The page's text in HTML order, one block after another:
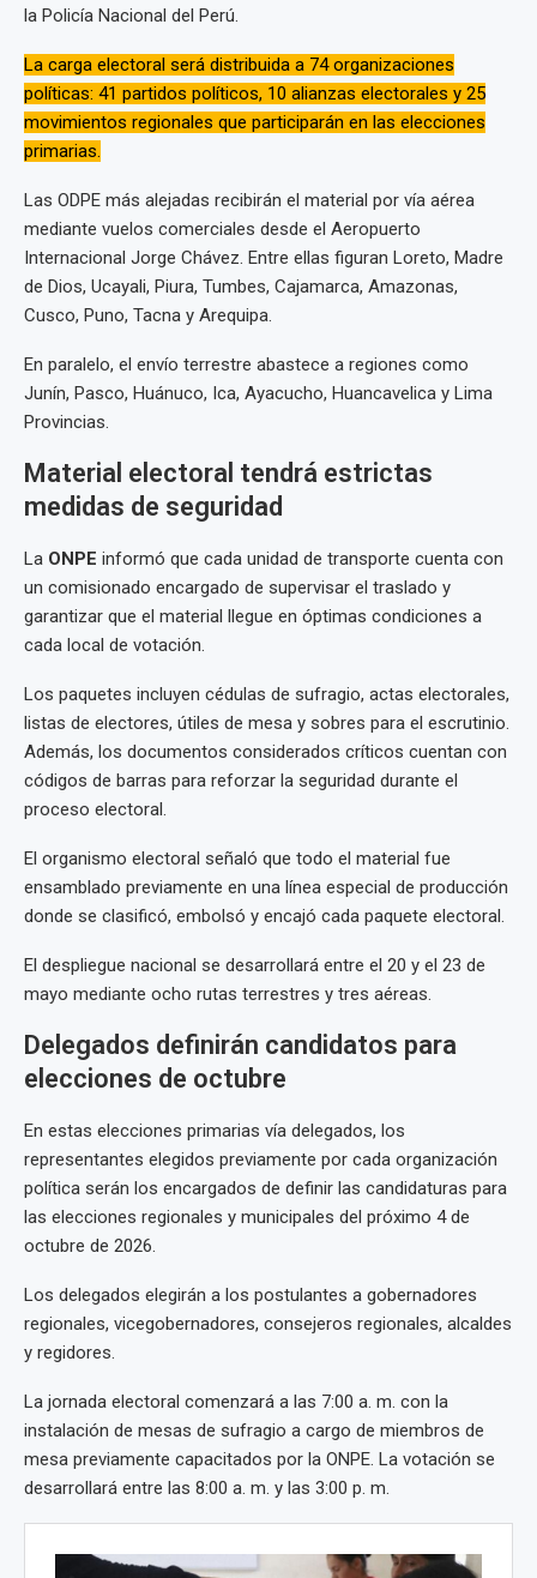
la Policía Nacional del Perú.
La carga electoral será distribuida a 74 organizaciones
políticas: 41 partidos políticos, 10 alianzas electorales y 25
movimientos regionales que participarán en las elecciones
primarias.
Las ODPE más alejadas recibirán el material por vía aérea
mediante vuelos comerciales desde el Aeropuerto
Internacional Jorge Chávez. Entre ellas figuran Loreto, Madre
de Dios, Ucayali, Piura, Tumbes, Cajamarca, Amazonas,
Cusco, Puno, Tacna y Arequipa.
En paralelo, el envío terrestre abastece a regiones como
Junín, Pasco, Huánuco, Ica, Ayacucho, Huancavelica y Lima
Provincias.
Material electoral tendrá estrictas
medidas de seguridad
La ONPE informó que cada unidad de transporte cuenta con
un comisionado encargado de supervisar el traslado y
garantizar que el material llegue en óptimas condiciones a
cada local de votación.
Los paquetes incluyen cédulas de sufragio, actas electorales,
listas de electores, útiles de mesa y sobres para el escrutinio.
Además, los documentos considerados críticos cuentan con
códigos de barras para reforzar la seguridad durante el
proceso electoral.
El organismo electoral señaló que todo el material fue
ensamblado previamente en una línea especial de producción
donde se clasificó, embolsó y encajó cada paquete electoral.
El despliegue nacional se desarrollará entre el 20 y el 23 de
mayo mediante ocho rutas terrestres y tres aéreas.
Delegados definirán candidatos para
elecciones de octubre
En estas elecciones primarias vía delegados, los
representantes elegidos previamente por cada organización
política serán los encargados de definir las candidaturas para
las elecciones regionales y municipales del próximo 4 de
octubre de 2026.
Los delegados elegirán a los postulantes a gobernadores
regionales, vicegobernadores, consejeros regionales, alcaldes
y regidores.
La jornada electoral comenzará a las 7:00 a. m. con la
instalación de mesas de sufragio a cargo de miembros de
mesa previamente capacitados por la ONPE. La votación se
desarrollará entre las 8:00 a. m. y las 3:00 p. m.